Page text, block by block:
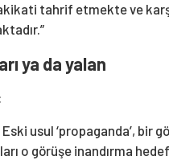
tahrif etmekte ve
ya da yalan
usul ‘propaganda’, bir
o görüşe inandırma